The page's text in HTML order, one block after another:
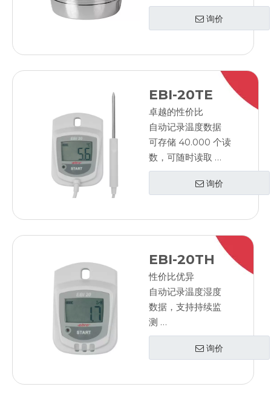
据记录器
询价
EBI-20TE
卓越的性价比
自动记录温度数据
可存储 40.000 个读
数，可随时读取
无需网络连接
使用 PC 进行编程和
防水的
LED报警
可更换电池
询价
EBI-20TH
性价比优异
自动记录温度湿度
数据，支持持续监
测
无需网络连接
使用 PC 进行编程
LED报警
询价